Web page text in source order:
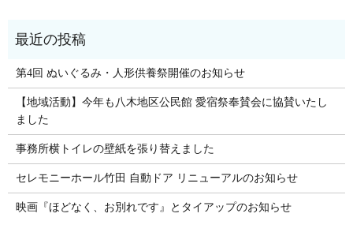
第4回 ぬいぐるみ・人形供養祭開催のお知らせ
【地域活動】今年も八木地区公民館 愛宿祭奉賛会に協賛いたし
ました
事務所横トイレの壁紙を張り替えました
セレモニーホール竹田 自動ドア リニューアルのお知らせ
映画『ほどなく、お別れです』とタイアップのお知らせ